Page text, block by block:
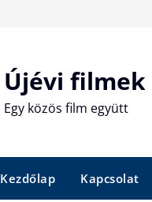
Újévi filmek
Egy közös film együtt
Kezdőlap Kapcsolat